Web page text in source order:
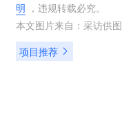
明 ，违规转载必究。
本文图片来自： 采访供图
项目推荐